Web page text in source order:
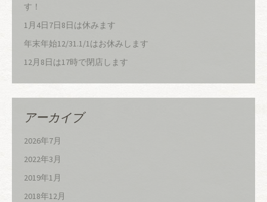
す！
1月4日7日8日は休みます
年末年始12/31.1/1はお休みします
12月8日は17時で閉店します
アーカイブ
2026年7月
2022年3月
2019年1月
2018年12月